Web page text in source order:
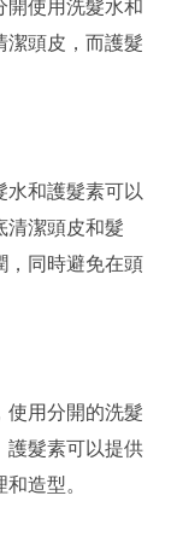
開使用洗髮水和
潔頭皮，而護髮
水和護髮素可以
清潔頭皮和髮
，同時避免在頭
使用分開的洗髮
護髮素可以提供
造型。